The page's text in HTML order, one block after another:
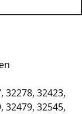
32278, 32423,
32479, 32545,